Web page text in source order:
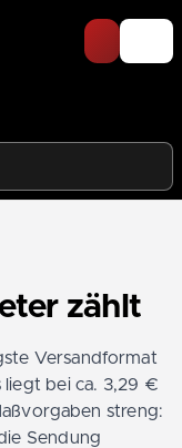
zählt
Versandformat
liegt bei ca. 3,29 €
streng:
Sendung